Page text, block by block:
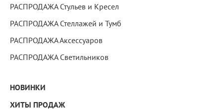
РАСПРОДАЖА Стульев и Кресел
РАСПРОДАЖА Стеллажей и Тумб
РАСПРОДАЖА Аксессуаров
РАСПРОДАЖА Светильников
НОВИНКИ
ХИТЫ ПРОДАЖ